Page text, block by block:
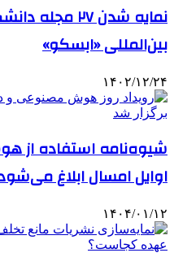
نمایه شدن ۲۷
بین‌المللی «ابسکو»
۱۴۰۲/۱۲/۲۴
شیوه‌نامه استفاده از
اوایل امسال ابلاغ
۱۴۰۴/۰۱/۱۲